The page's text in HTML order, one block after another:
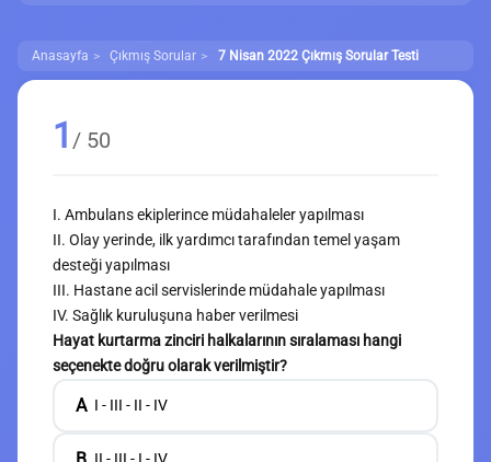
Anasayfa Çıkmış Sorular 7 Nisan 2022 Çıkmış Sorular Testi
1 / 50
I. Ambulans ekiplerince müdahaleler yapılması
II. Olay yerinde, ilk yardımcı tarafından temel yaşam
desteği yapılması
III. Hastane acil servislerinde müdahale yapılması
IV. Sağlık kuruluşuna haber verilmesi
Hayat kurtarma zinciri halkalarının sıralaması hangi
seçenekte doğru olarak verilmiştir?
A I - III - II - IV